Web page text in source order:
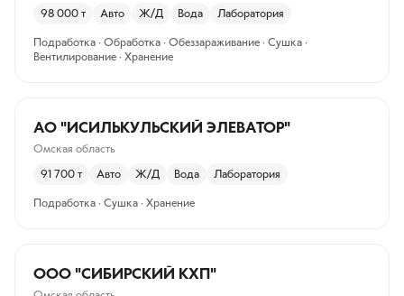
98 000 т Авто Ж/Д Вода Лаборатория
Подработка · Обработка · Обеззараживание · Сушка ·
Вентилирование · Хранение
АО "ИСИЛЬКУЛЬСКИЙ ЭЛЕВАТОР"
Омская область
91 700 т Авто Ж/Д Вода Лаборатория
Подработка · Сушка · Хранение
ООО "СИБИРСКИЙ КХП"